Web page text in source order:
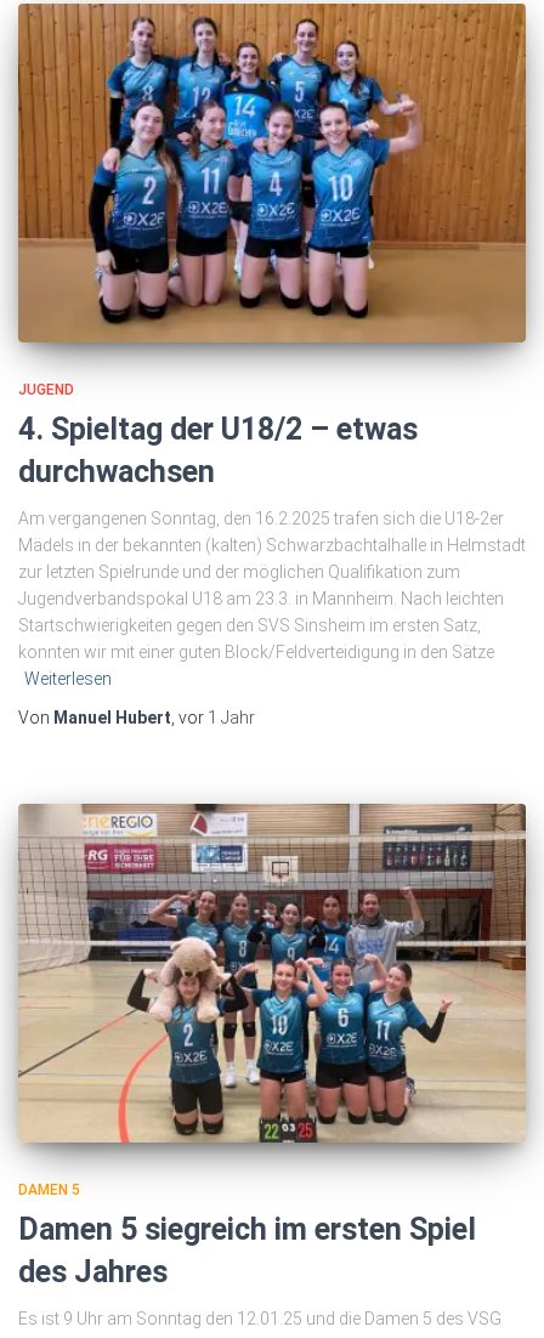
JUGEND
4. Spieltag der U18/2 – etwas
durchwachsen
Am vergangenen Sonntag, den 16.2.2025 trafen sich die U18-2er
Mädels in der bekannten (kalten) Schwarzbachtalhalle in Helmstadt
zur letzten Spielrunde und der möglichen Qualifikation zum
Jugendverbandspokal U18 am 23.3. in Mannheim. Nach leichten
Startschwierigkeiten gegen den SVS Sinsheim im ersten Satz,
konnten wir mit einer guten Block/Feldverteidigung in den Sätze
Weiterlesen
Von Manuel Hubert , vor 1 Jahr
DAMEN 5
Damen 5 siegreich im ersten Spiel
des Jahres
Es ist 9 Uhr am Sonntag den 12.01.25 und die Damen 5 des VSG